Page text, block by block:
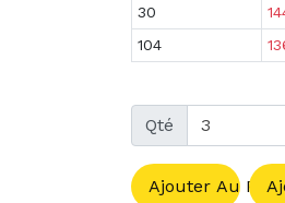
30
104
Qté
Ajouter Au